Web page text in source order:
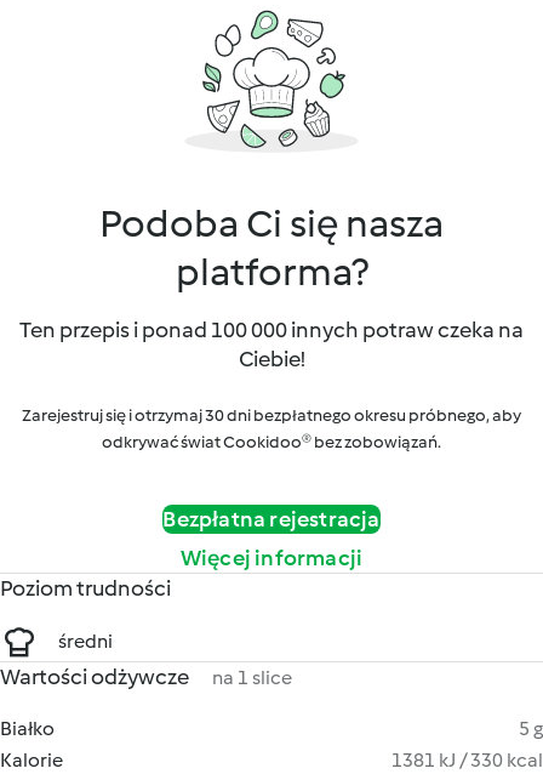
Podoba Ci się nasza
platforma?
Ten przepis i ponad 100 000 innych potraw czeka na
Ciebie!
Zarejestruj się i otrzymaj 30 dni bezpłatnego okresu próbnego, aby
odkrywać świat Cookidoo® bez zobowiązań.
Bezpłatna rejestracja
Więcej informacji
Poziom trudności
średni
Wartości odżywcze na 1 slice
Białko
5 g
Kalorie
1381 kJ / 330 kcal